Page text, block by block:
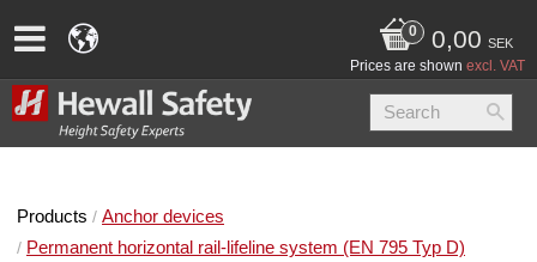
0,00 SEK
Prices are shown excl. VAT
Products
Anchor devices
Permanent horizontal rail-lifeline system (EN 795 Typ D)